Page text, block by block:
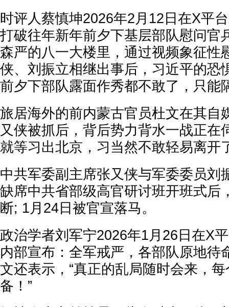
时评人蔡慎坤2026年2月12日在X平
打破往年新年前夕下基层部队慰问官
森严的八一大楼里，通过视频象征性
侠、刘振立相继出事后，习近平的恐
前夕下部队露面作秀都不敢了，只能
旅居海外的前内蒙古官员杜文在其自
又侠被抓后，背后势力背水一战正在
就等习出北京，习当然不敢轻易离开
中共军委副主席张又侠与军委委员刘
缺席中共省部级高官研讨班开班式后
断; 1月24日被官宣落马。
政治学者刘军宁2026年1月26日在X
内部宣布：全军戒严，各部队原地待
文还表示，“真正的乱局随时会来，
备！”